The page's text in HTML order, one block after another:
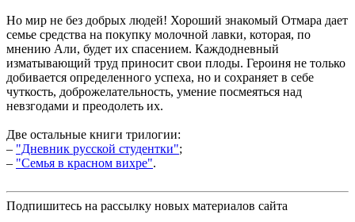
Но мир не без добрых людей! Хороший знакомый Отмара дает
семье средства на покупку молочной лавки, которая, по
мнению Али, будет их спасением. Каждодневный
изматывающий труд приносит свои плоды. Героиня не только
добивается определенного успеха, но и сохраняет в себе
чуткость, доброжелательность, умение посмеяться над
невзгодами и преодолеть их.
Две остальные книги трилогии:
– "Дневник русской студентки";
– "Семья в красном вихре".
Подпишитесь на рассылку новых материалов сайта